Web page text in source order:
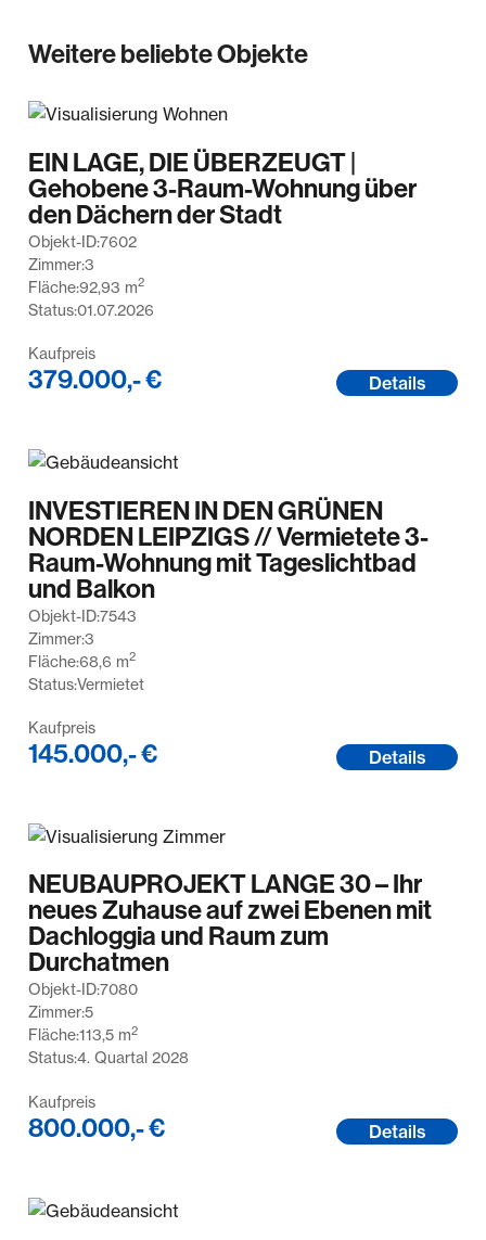
Weitere beliebte Objekte
EIN LAGE, DIE ÜBERZEUGT |
Gehobene 3-Raum-Wohnung über
den Dächern der Stadt
Objekt-ID:7602
Zimmer:3
Fläche:92,93 m2
Status:01.07.2026
Kaufpreis
379.000,- € Details
INVESTIEREN IN DEN GRÜNEN
NORDEN LEIPZIGS // Vermietete 3-
Raum-Wohnung mit Tageslichtbad
und Balkon
Objekt-ID:7543
Zimmer:3
Fläche:68,6 m2
Status:Vermietet
Kaufpreis
145.000,- € Details
NEUBAUPROJEKT LANGE 30 – Ihr
neues Zuhause auf zwei Ebenen mit
Dachloggia und Raum zum
Durchatmen
Objekt-ID:7080
Zimmer:5
Fläche:113,5 m2
Status:4. Quartal 2028
Kaufpreis
800.000,- € Details